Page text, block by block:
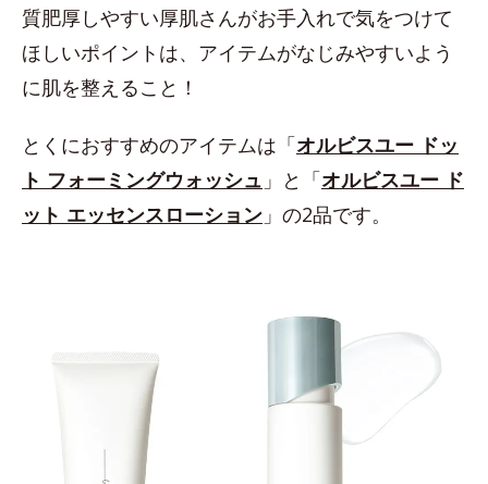
質肥厚しやすい厚肌さんがお手入れで気をつけて
ほしいポイントは、アイテムがなじみやすいよう
に肌を整えること！
とくにおすすめのアイテムは「オルビスユー ドッ
ト フォーミングウォッシュ 」と「オルビスユー ド
ット エッセンスローション 」の2品です。